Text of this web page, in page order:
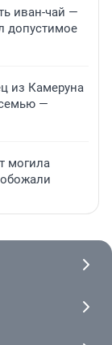
иван-чай —
допустимое
из Камеруна
—
могила